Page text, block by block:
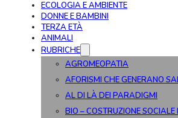
ECOLOGIA E AMBIENTE
DONNE E BAMBINI
TERZA ETÀ
ANIMALI
RUBRICHE
AGROMEOPATIA
AFORISMI CHE GENERANO
AL DI LÀ DEI PARADIGMI
BIO – COSTRUZIONE